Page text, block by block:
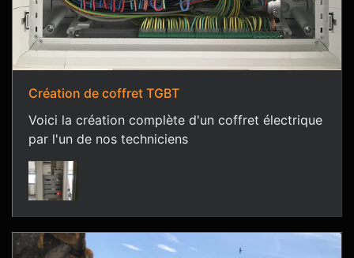
Création de coffret TGBT
Voici la création complète d'un coffret électrique
par l'un de nos techniciens